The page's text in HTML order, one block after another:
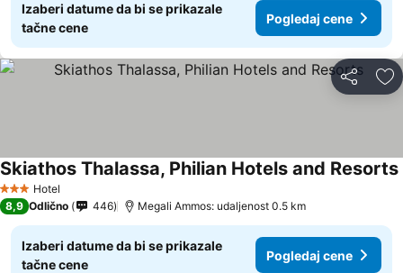
Izaberi datume da bi se prikazale
tačne cene
Pogledaj cene
Deli
3 Zvezdice
Hotel
Skiathos Thalassa, Philian Hotels and Resorts
8,9 Odlično 446 Megali Ammos: udaljenost 0.5 km
Izaberi datume da bi se prikazale
tačne cene
Pogledaj cene